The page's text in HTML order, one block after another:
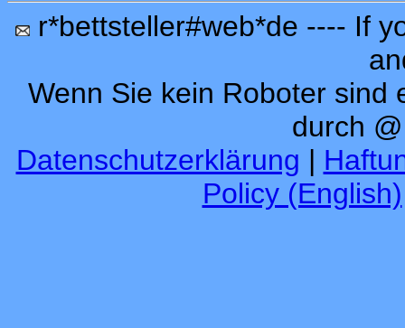
r*bettsteller#web*de ---- If
Wenn Sie kein Roboter sind
durch
Datenschutzerklärung |
Policy (English)